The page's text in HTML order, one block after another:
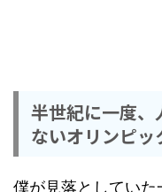
半世紀に一度、
ないオリンピッ
僕が見落としていた